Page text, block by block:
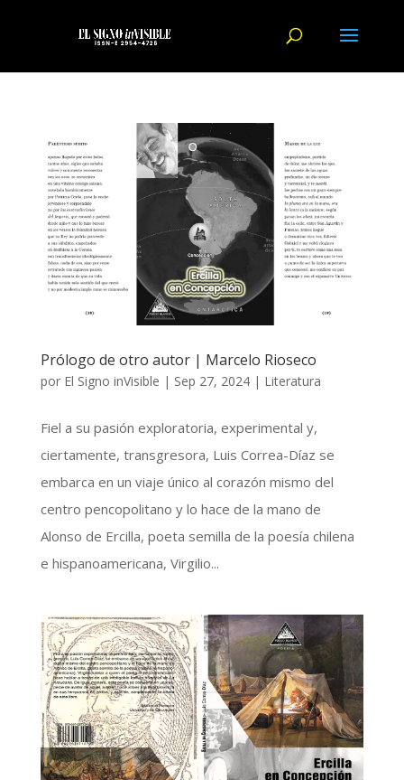
Prólogo de otro autor | Marcelo Rioseco
por El Signo inVisible | Sep 27, 2024| Literatura
Fiel a su pasión exploratoria, experimental y,
ciertamente, transgresora, Luis Correa-Díaz se
embarca en un viaje único al corazón mismo del
centro pencopolitano y lo hace de la mano de
Alonso de Ercilla, poeta semilla de la poesía chilena
e hispanoamericana, Virgilio...